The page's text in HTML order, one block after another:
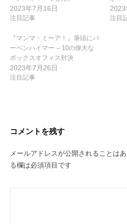
2023年7月16日
注目記事
2023
注目
『マンマ・ミーア！』筆頭にバ
ーベンハイマー – 10の偉大な
ボックスオフィス対決
2023年7月26日
注目記事
コメントを残す
メールアドレスが公開されることはあ
る欄は必須項目です